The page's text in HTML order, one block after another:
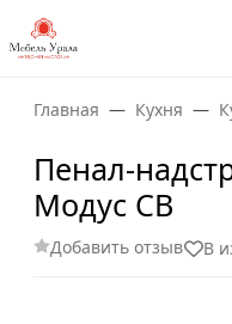
Главная Кухня
Пенал-
Модус СВ
Добавить отзыв В